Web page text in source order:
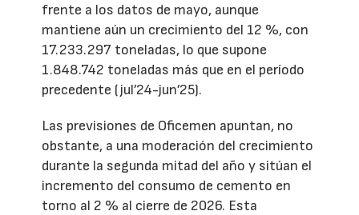
frente a los datos de mayo, aunque
mantiene aún un crecimiento del 12 %, con
17.233.297 toneladas, lo que supone
1.848.742 toneladas más que en el período
precedente (jul’24-jun’25).
Las previsiones de Oficemen apuntan, no
obstante, a una moderación del crecimiento
durante la segunda mitad del año y sitúan el
incremento del consumo de cemento en
torno al 2 % al cierre de 2026. Esta